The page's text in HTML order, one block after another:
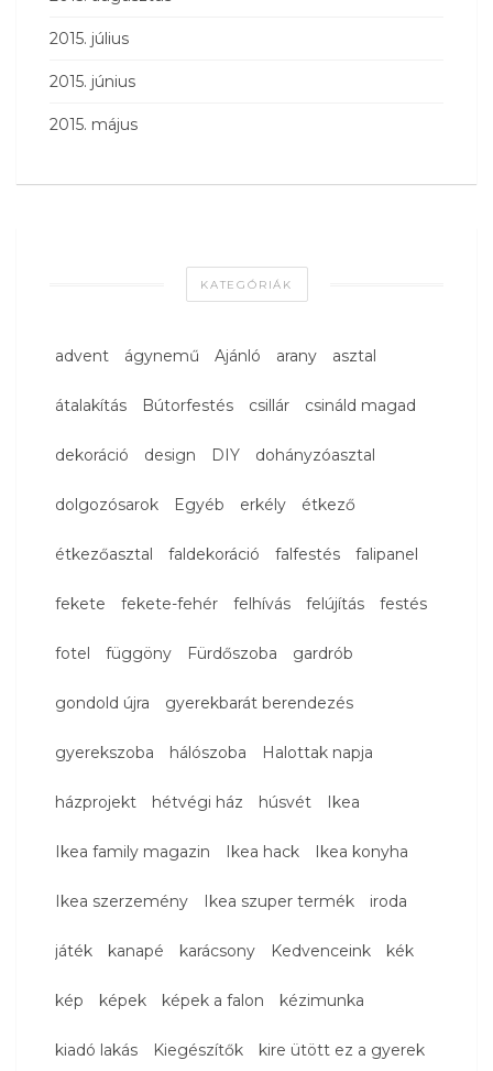
2015. július
2015. június
2015. május
KATEGÓRIÁK
advent ágynemű Ajánló arany asztal
átalakítás Bútorfestés csillár csináld magad
dekoráció design DIY dohányzóasztal
dolgozósarok Egyéb erkély étkező
étkezőasztal faldekoráció falfestés falipanel
fekete fekete-fehér felhívás felújítás festés
fotel függöny Fürdőszoba gardrób
gondold újra gyerekbarát berendezés
gyerekszoba hálószoba Halottak napja
házprojekt hétvégi ház húsvét Ikea
Ikea family magazin Ikea hack Ikea konyha
Ikea szerzemény Ikea szuper termék iroda
játék kanapé karácsony Kedvenceink kék
kép képek képek a falon kézimunka
kiadó lakás Kiegészítők kire ütött ez a gyerek